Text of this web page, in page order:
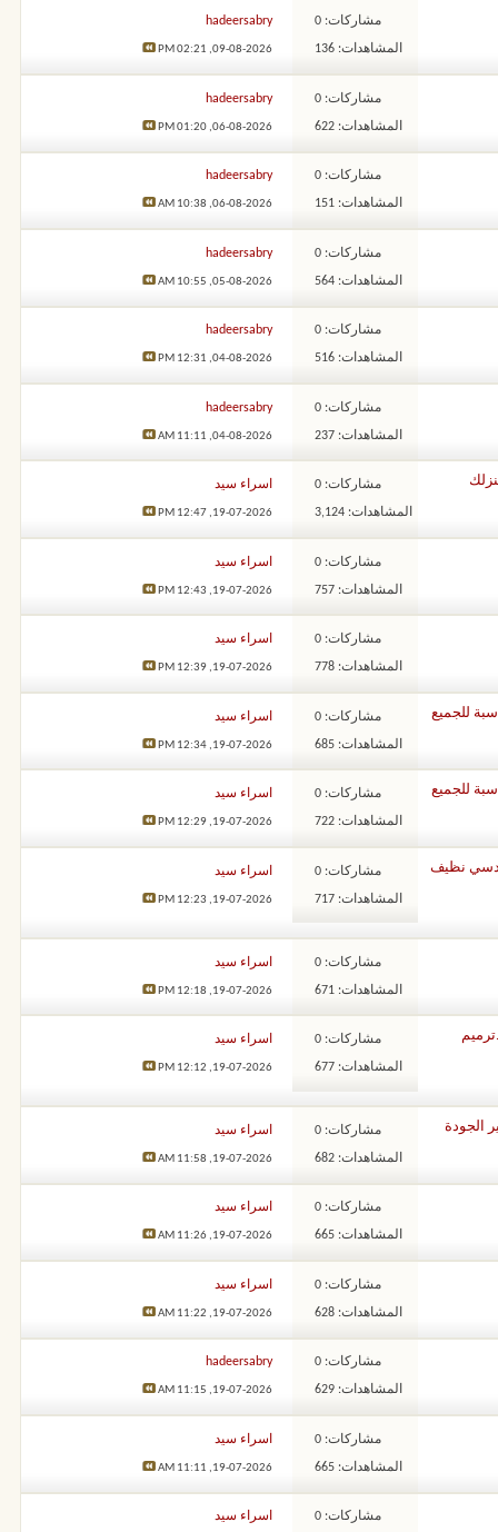
مشاركات: 0
المشاهدات: 136
hadeersabry
09-08-2026,
02:21 PM
مشاركات: 0
المشاهدات: 622
hadeersabry
06-08-2026,
01:20 PM
مشاركات: 0
المشاهدات: 151
hadeersabry
06-08-2026,
10:38 AM
مشاركات: 0
المشاهدات: 564
hadeersabry
05-08-2026,
10:55 AM
مشاركات: 0
المشاهدات: 516
hadeersabry
04-08-2026,
12:31 PM
مشاركات: 0
المشاهدات: 237
hadeersabry
04-08-2026,
11:11 AM
مشاركات: 0
المشاهدات: 3,124
اسراء سيد
19-07-2026,
12:47 PM
مشاركات: 0
المشاهدات: 757
اسراء سيد
19-07-2026,
12:43 PM
مشاركات: 0
المشاهدات: 778
اسراء سيد
19-07-2026,
12:39 PM
مشاركات: 0
المشاهدات: 685
اسراء سيد
19-07-2026,
12:34 PM
مشاركات: 0
المشاهدات: 722
اسراء سيد
19-07-2026,
12:29 PM
شغل هندسي نظيف مشاركات: 0
المشاهدات: 717
اسراء سيد
19-07-2026,
12:23 PM
مشاركات: 0
المشاهدات: 671
اسراء سيد
19-07-2026,
12:18 PM
مشاركات: 0
المشاهدات: 677
اسراء سيد
19-07-2026,
12:12 PM
الجودة مشاركات: 0
المشاهدات: 682
اسراء سيد
19-07-2026,
11:58 AM
مشاركات: 0
المشاهدات: 665
اسراء سيد
19-07-2026,
11:26 AM
مشاركات: 0
المشاهدات: 628
اسراء سيد
19-07-2026,
11:22 AM
مشاركات: 0
المشاهدات: 629
hadeersabry
19-07-2026,
11:15 AM
مشاركات: 0
المشاهدات: 665
اسراء سيد
19-07-2026,
11:11 AM
مشاركات: 0 اسراء سيد